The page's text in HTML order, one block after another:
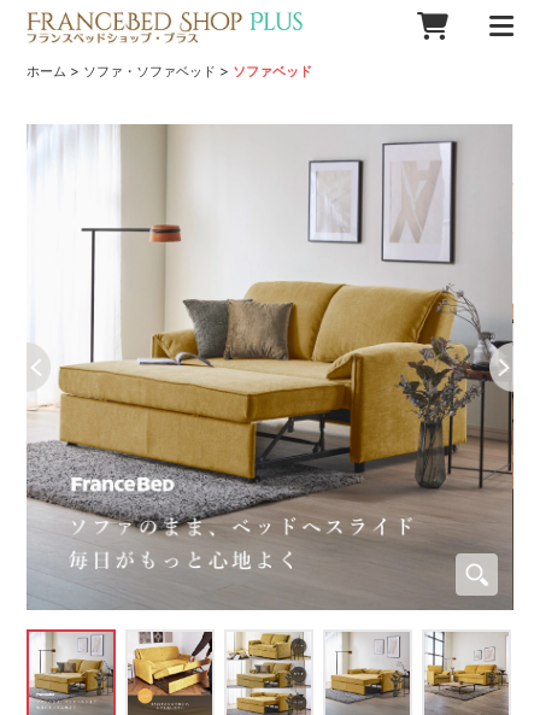
ホーム > ソファ・ソファベッド > ソファベッド